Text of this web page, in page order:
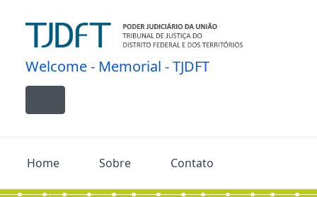
Welcome - Memorial - TJDFT
Toggle navigation
Home Sobre Contato